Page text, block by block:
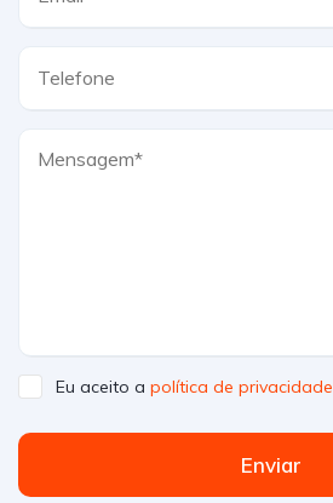
Eu aceito a política de privacidade
Enviar